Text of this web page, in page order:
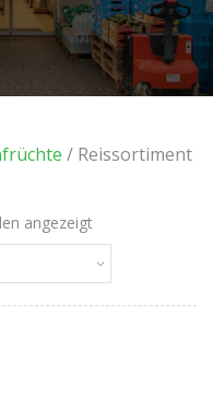
/ Reissortiment
angezeigt